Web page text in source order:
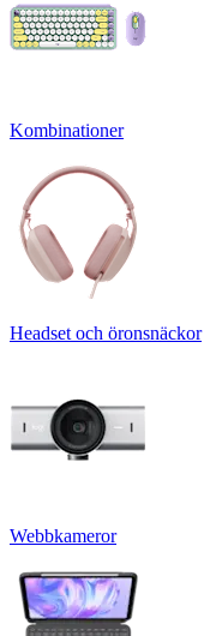
Kombinationer
Headset och öronsnäckor
Webbkameror